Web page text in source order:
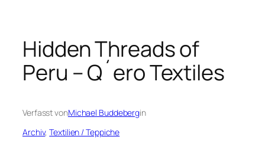
Hidden Threads of
Peru – Q´ero Textiles
Verfasst vonMichael Buddebergin
Archiv, Textilien / Teppiche